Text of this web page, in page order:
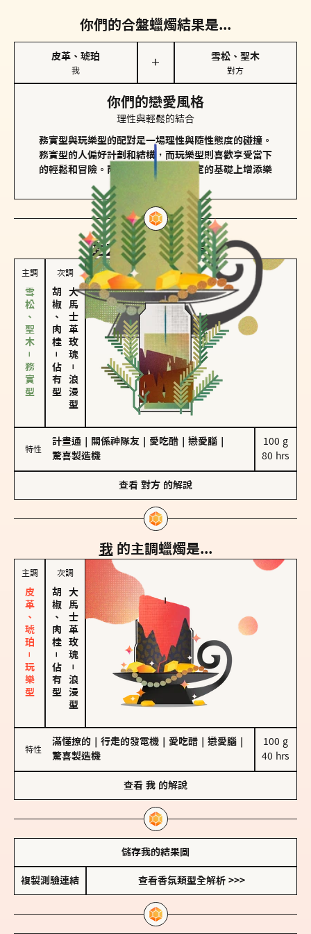
你們的合盤蠟燭結果是...
皮革、琥珀
我
＋
雪松、聖木
對方
你們的戀愛風格
理性與輕鬆的結合
務實型與玩樂型的配對是一場理性與隨性態度的碰撞。
務實型的人偏好計劃和結構，而玩樂型則喜歡享受當下
的輕鬆和冒險。兩者的關係能夠在穩定的基礎上增添樂
對方 的主調蠟燭是...
主調
雪松、聖木－務實型
次調
胡椒、肉桂
－
佔有型
大馬士革玫瑰
－
浪漫型
特性
計畫通 關係神隊友 愛吃醋 戀愛腦
驚喜製造機
100 g
80 hrs
查看 對方 的解說
我 的主調蠟燭是...
主調
皮革、琥珀－玩樂型
次調
胡椒、肉桂
－
佔有型
大馬士革玫瑰
－
浪漫型
特性
滿懂撩的 行走的發電機 愛吃醋 戀愛腦
驚喜製造機
100 g
40 hrs
查看 我 的解說
儲存我的結果圖
複製測驗連結 查看香氛類型全解析 >>>